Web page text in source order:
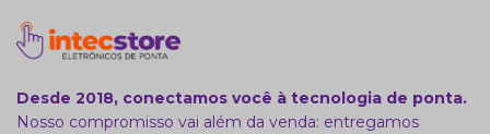
Desde 2018, conectamos você à tecnologia de ponta.
Nosso compromisso vai além da venda: entregamos